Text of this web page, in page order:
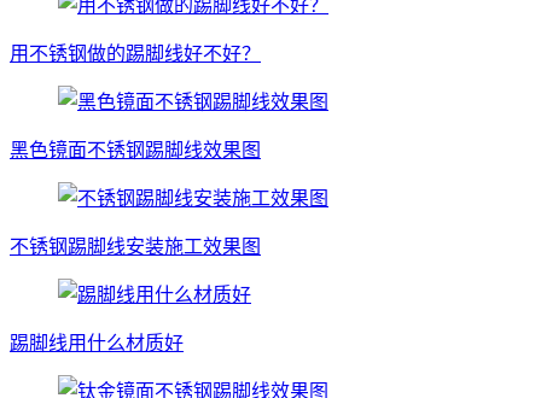
用不锈钢做的踢脚线好不好？
黑色镜面不锈钢踢脚线效果图
不锈钢踢脚线安装施工效果图
踢脚线用什么材质好